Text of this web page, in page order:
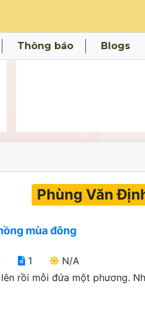
Thông báo Blogs
Phùng Văn
mùa đông
1
N/A
rồi mỗi đứa một phương.